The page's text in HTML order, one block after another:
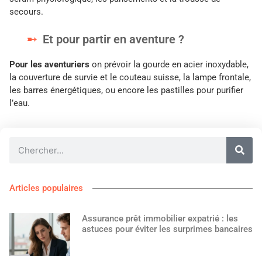
secours.
Et pour partir en aventure ?
Pour les aventuriers on prévoir la gourde en acier inoxydable,
la couverture de survie et le couteau suisse, la lampe frontale,
les barres énergétiques, ou encore les pastilles pour purifier
l’eau.
Articles populaires
Assurance prêt immobilier expatrié : les
astuces pour éviter les surprimes bancaires